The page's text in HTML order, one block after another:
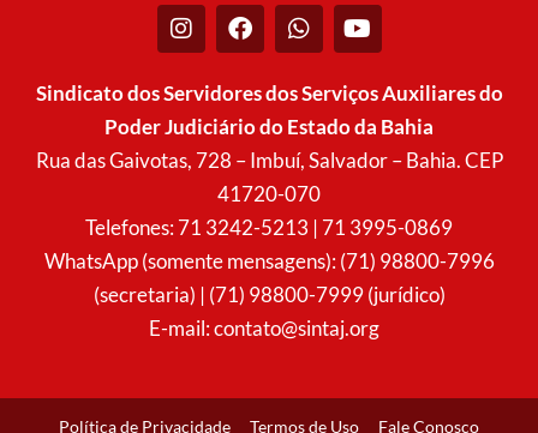
I
n
t
g
r
F
a
e
b
o
o
k
W
h
t
a
p
p
Y
o
t
u
b
e
Sindicato dos Servidores dos Serviços Auxiliares do
Poder Judiciário do Estado da Bahia
Rua das Gaivotas, 728 – Imbuí, Salvador – Bahia. CEP
41720-070
Telefones: 71 3242-5213 | 71 3995-0869
WhatsApp (somente mensagens): (71) 98800-7996
(secretaria) | (71) 98800-7999 (jurídico)
E-mail:contato@sintaj.org
Política de Privacidade Termos de Uso Fale Conosco